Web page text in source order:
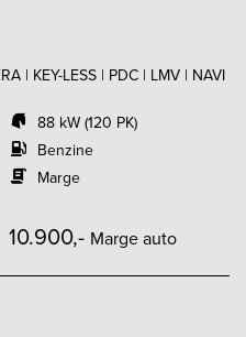
| KEY-LESS | PDC | LMV | NAVI
88 kW (120 PK)
Benzine
Marge
10.900,- Marge auto